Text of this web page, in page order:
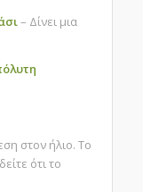
– Δίνει μια
στον ήλιο. Το
ότι το